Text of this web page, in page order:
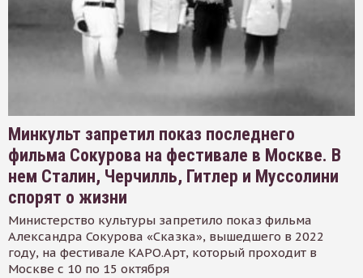
Минкульт запретил показ последнего
фильма Сокурова на фестивале в Москве. В
нем Сталин, Черчилль, Гитлер и Муссолини
спорят о жизни
Министерство культуры запретило показ фильма
Александра Сокурова «Сказка», вышедшего в 2022
году, на фестивале КАРО.Арт, который проходит в
Москве с 10 по 15 октября